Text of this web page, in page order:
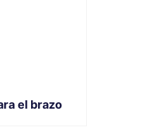
el brazo